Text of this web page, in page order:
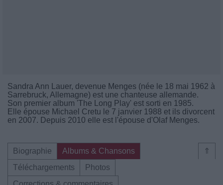
Sandra Ann Lauer, devenue Menges (née le 18 mai 1962 à
Sarrebruck, Allemagne) est une chanteuse allemande.
Son premier album 'The Long Play' est sorti en 1985.
Elle épouse Michael Cretu le 7 janvier 1988 et ils divorcent
en 2007. Depuis 2010 elle est l'épouse d'Olaf Menges.
⇑
Biographie
Albums & Chansons
Téléchargements
Photos